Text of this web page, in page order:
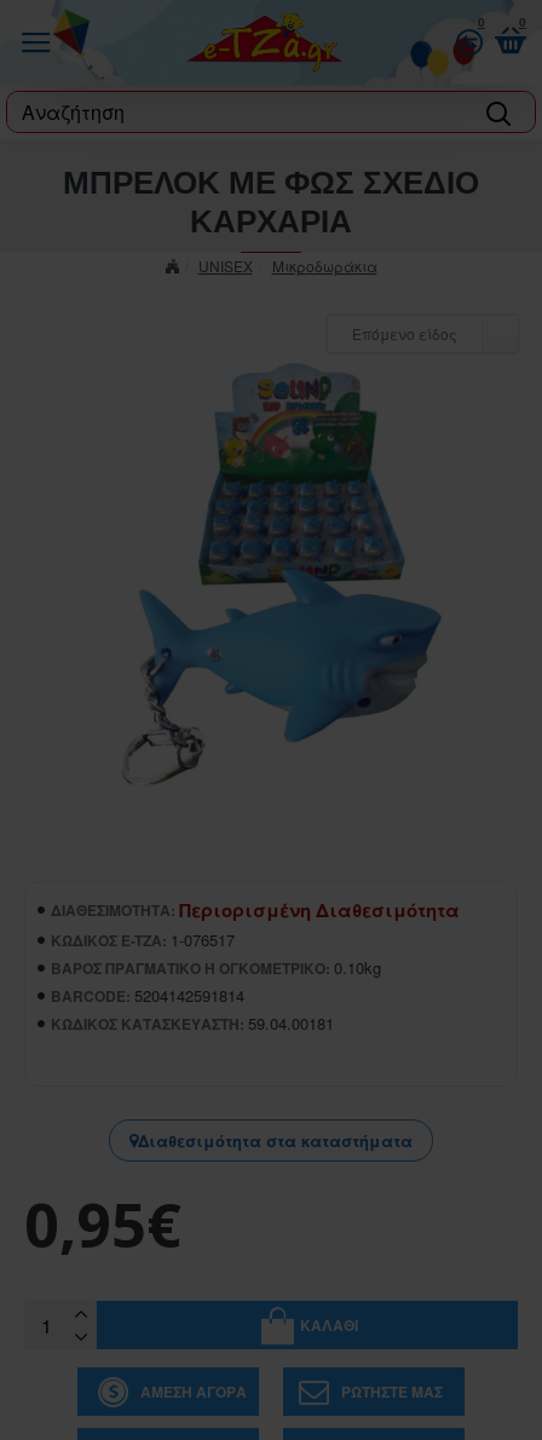
0 0
label
UNISEX Μικροδωράκια
ΜΠΡΕΛΟΚ ΜΕ ΦΩΣ ΣΧΕΔΙΟ
ΚΑΡΧΑΡΙΑ
Επόμενο είδος
ΔΙΑΘΕΣΙΜΌΤΗΤΑ: Περιορισμένη Διαθεσιμότητα
ΚΩΔΙΚΌΣ E-TZA: 1-076517
ΒΆΡΟΣ ΠΡΑΓΜΑΤΙΚΌ Ή ΟΓΚΟΜΕΤΡΙΚΌ: 0.10kg
BARCODE: 5204142591814
ΚΩΔΙΚΌΣ ΚΑΤΑΣΚΕΥΑΣΤΉ: 59.04.00181
Διαθεσιμότητα στα καταστήματα
0,95€
ΚΑΛΆΘΙ
ΆΜΕΣΗ ΑΓΟΡΆ ΡΩΤΉΣΤΕ ΜΑΣ